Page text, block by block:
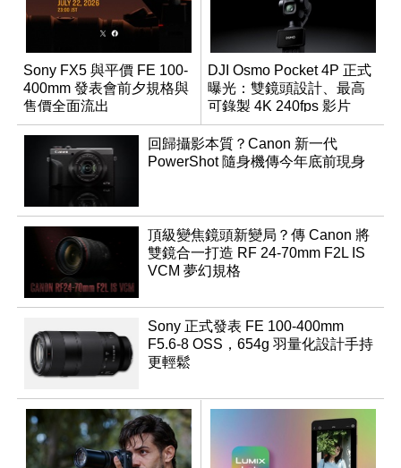
Sony FX5 與平價 FE 100-
400mm 發表會前夕規格與
售價全面流出
DJI Osmo Pocket 4P 正式
曝光：雙鏡頭設計、最高
可錄製 4K 240fps 影片
回歸攝影本質？Canon 新一代
PowerShot 隨身機傳今年底前現身
頂級變焦鏡頭新變局？傳 Canon 將
雙鏡合一打造 RF 24-70mm F2L IS
VCM 夢幻規格
Sony 正式發表 FE 100-400mm
F5.6-8 OSS，654g 羽量化設計手持
更輕鬆